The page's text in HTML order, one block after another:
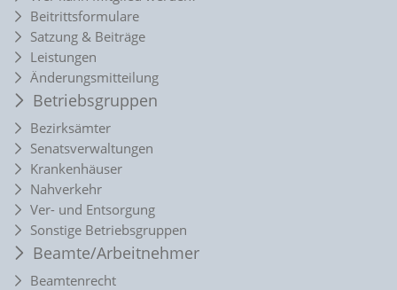
Beitrittsformulare
Satzung & Beiträge
Leistungen
Änderungsmitteilung
Betriebsgruppen
Bezirksämter
Senatsverwaltungen
Krankenhäuser
Nahverkehr
Ver- und Entsorgung
Sonstige Betriebsgruppen
Beamte/Arbeitnehmer
Beamtenrecht